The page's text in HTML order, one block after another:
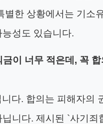
별한 상황에서는 기소
능성도 있습니다.
금이 너무 적은데, 꼭
다. 합의는 피해자의
닙니다. 제시된 `사기죄